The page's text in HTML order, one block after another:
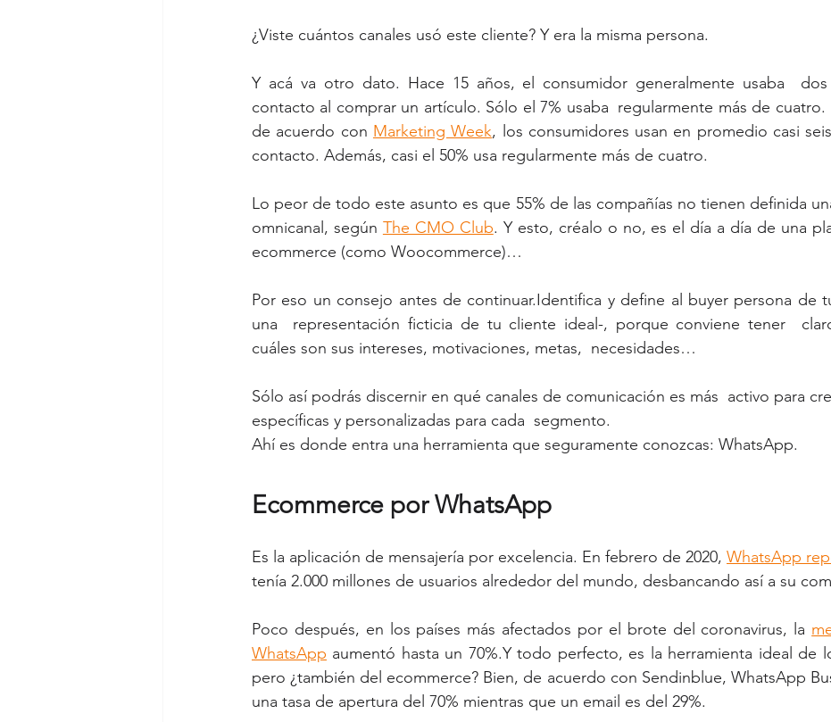
¿Viste cuántos canales usó este cliente? Y era la misma persona.
Y acá va otro dato. Hace 15 años, el consumidor generalmente usaba
contacto al comprar un artículo. Sólo el 7% usaba  regularmente más de cuatro.
de acuerdo con Marketing Week, los consumidores usan en promedio casi
contacto. Además, casi el 50% usa regularmente más de cuatro.
Lo peor de todo este asunto es que 55% de las compañías no tienen definida
omnicanal, según The CMO Club. Y esto, créalo o no, es el día a día de una
ecommerce (como Woocommerce)…
Por eso un consejo antes de continuar.Identifica y define al buyer persona de
una  representación ficticia de tu cliente ideal-, porque conviene tener
cuáles son sus intereses, motivaciones, metas,  necesidades…
Sólo así podrás discernir en qué canales de comunicación es más  activo para
específicas y personalizadas para cada  segmento.
Ahí es donde entra una herramienta que seguramente conozcas: WhatsApp.
Ecommerce por WhatsApp
Es la aplicación de mensajería por excelencia. En febrero de 2020, WhatsApp
tenía 2.000 millones de usuarios alrededor del mundo, desbancando así a su
Poco después, en los países más afectados por el brote del coronavirus, la
WhatsApp aumentó hasta un 70%.Y todo perfecto, es la herramienta ideal de
pero ¿también del ecommerce? Bien, de acuerdo con Sendinblue, WhatsApp
una tasa de apertura del 70% mientras que un email es del 29%.